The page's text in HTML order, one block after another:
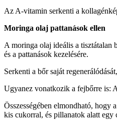
Az A-vitamin serkenti a
Moringa olaj pattanások ellen
A moringa olaj ideális a tisztátalan
és a pattanások kezelésére.
Serkenti a bőr saját
Ugyanez vonatkozik a fejbőrre is:
Összességében elmondható, hogy
kis cukorral, és pillanatok alatt egy